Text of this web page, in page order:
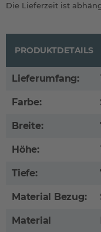
Die Lieferzeit ist
PRODUKTDETAILS
Lieferumfang:
Farbe:
Breite:
Höhe:
Tiefe:
Material Bezug:
Material